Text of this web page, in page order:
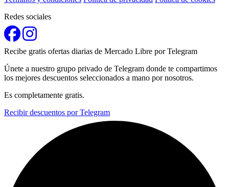
Redes sociales
Recibe gratis ofertas diarias de Mercado Libre por Telegram
Únete a nuestro grupo privado de Telegram donde te compartimos
los mejores descuentos seleccionados a mano por nosotros.
Es completamente gratis.
Recibir descuentos por Telegram